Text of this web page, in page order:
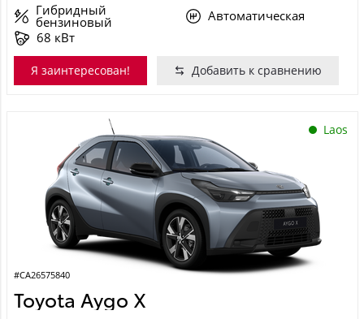
Гибридный
бензиновый
Автоматическая
68 кВт
Я заинтересован! Добавить к сравнению
Laos
#CA26575840
Toyota Aygo X